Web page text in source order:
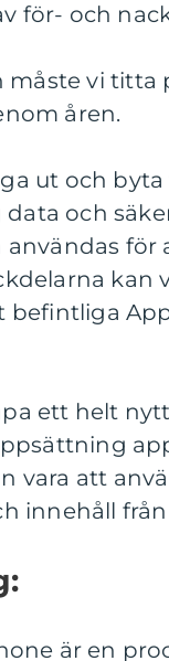
för- och
vi titta
åren.
ut och
och
användas
kan
befintliga
ett helt
vara att
innehåll
är en